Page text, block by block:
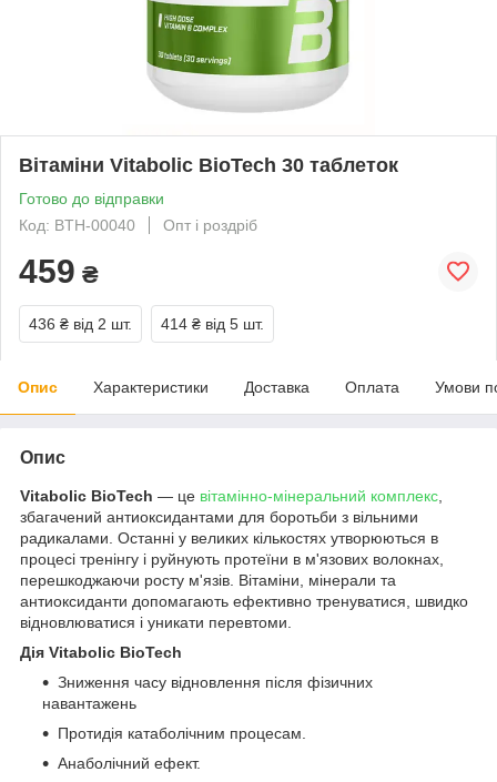
Вітаміни Vitabolic BioTech 30 таблеток
Готово до відправки
Код: BTH-00040
Опт і роздріб
459 ₴
436 ₴ від 2 шт. 414 ₴ від 5 шт.
Опис Характеристики Доставка Оплата Умови
Опис
Vitabolic BioTech ― це вітамінно-мінеральний комплекс
збагачений антиоксидантами для боротьби з вільними
радикалами. Останні у великих кількостях утворюються в
процесі тренінгу і руйнують протеїни в м'язових волокнах,
перешкоджаючи росту м'язів. Вітаміни, мінерали та
антиоксиданти допомагають ефективно тренуватися, швидко
відновлюватися і уникати перевтоми.
Дія Vitabolic BioTech
Зниження часу відновлення після фізичних
навантажень
Протидія катаболічним процесам.
Анаболічний ефект.